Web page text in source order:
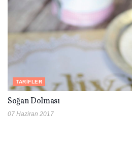
TARIFLER
Soğan Dolması
07 Haziran 2017